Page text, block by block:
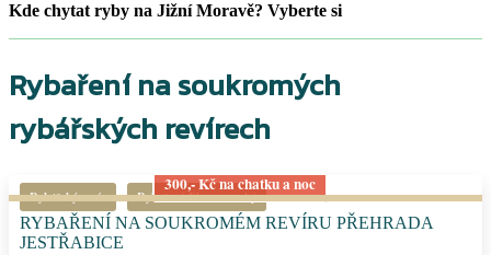
Kde chytat ryby na Jižní Moravě? Vyberte si
Rybaření na soukromých
rybářských revírech
Rybářský revír Rybaření Jihomoravský
300,- Kč na chatku a noc
RYBAŘENÍ NA SOUKROMÉM REVÍRU PŘEHRADA
JESTŘABICE